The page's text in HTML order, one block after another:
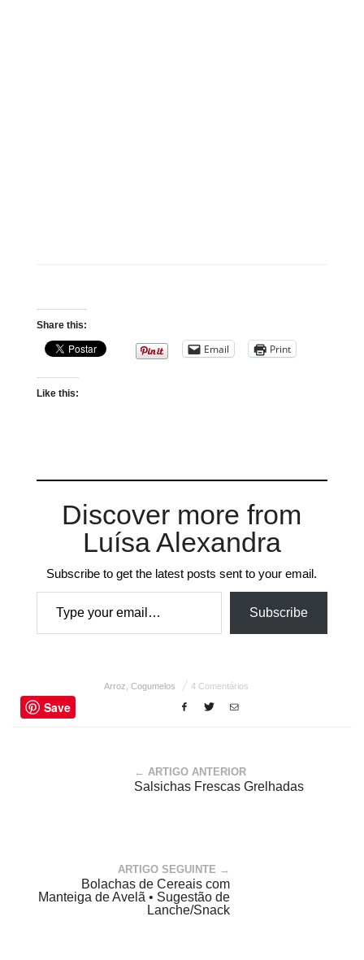
Share this:
Email Print
Like this:
Discover more from
Luísa Alexandra
Subscribe to get the latest posts sent to your email.
Type your email…
Subscribe
Arroz ,Cogumelos 4 Comentários
Save
← ARTIGO ANTERIOR
Salsichas Frescas Grelhadas
ARTIGO SEGUINTE →
Bolachas de Cereais com
Manteiga de Avelã • Sugestão de
Lanche/Snack